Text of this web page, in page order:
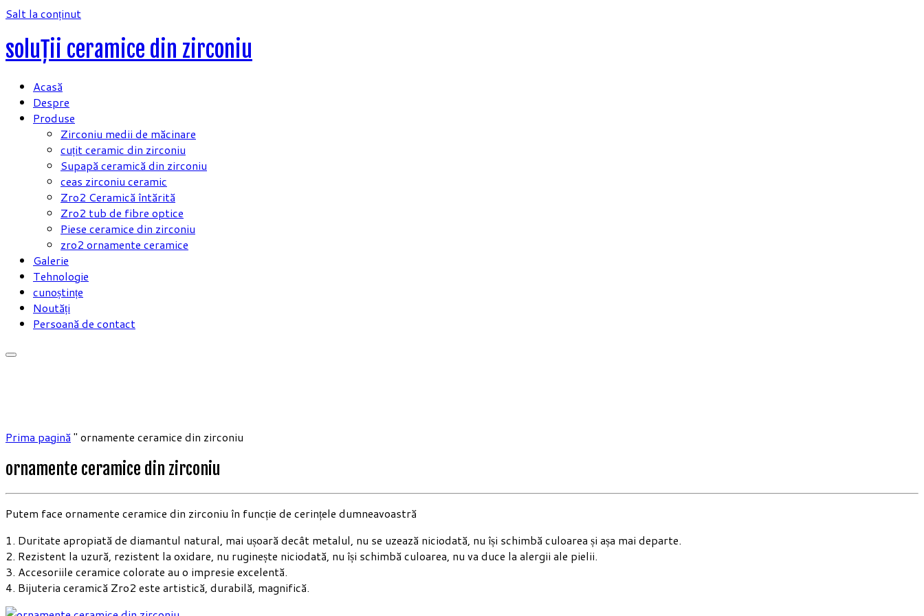
Salt la conținut
soluții ceramice din zirconiu
Acasă
Despre
Produse
Zirconiu medii de măcinare
cuțit ceramic din zirconiu
Supapă ceramică din zirconiu
ceas zirconiu ceramic
Zro2 Ceramică întărită
Zro2 tub de fibre optice
Piese ceramice din zirconiu
zro2 ornamente ceramice
Galerie
Tehnologie
cunoștințe
Noutăți
Persoană de contact
Prima pagină" ornamente ceramice din zirconiu
ornamente ceramice din zirconiu
Putem face ornamente ceramice din zirconiu în funcție de cerințele dumneavoastră
1. Duritate apropiată de diamantul natural, mai ușoară decât metalul, nu se uzează niciodată, nu își schimbă culoarea și așa mai departe.
2. Rezistent la uzură, rezistent la oxidare, nu ruginește niciodată, nu își schimbă culoarea, nu va duce la alergii ale pielii.
3. Accesoriile ceramice colorate au o impresie excelentă.
4. Bijuteria ceramică Zro2 este artistică, durabilă, magnifică.